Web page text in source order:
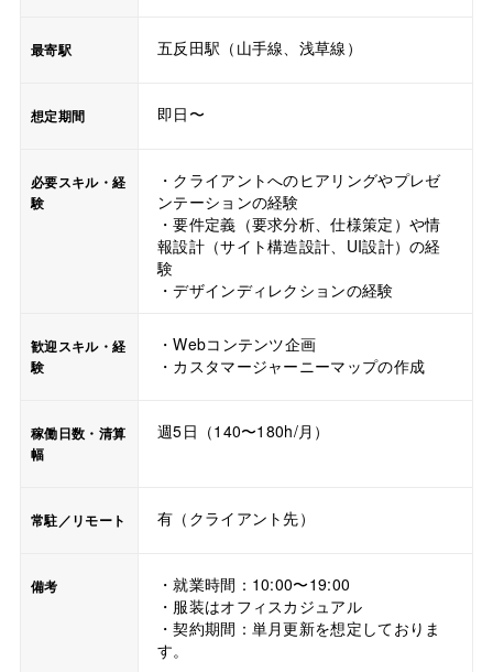
最寄駅 五反田駅（山手線、浅草線）
想定期間 即日〜
必要スキル・経
験
・クライアントへのヒアリングやプレゼ
ンテーションの経験
・要件定義（要求分析、仕様策定）や情
報設計（サイト構造設計、UI設計）の経
験
・デザインディレクションの経験
歓迎スキル・経
験
・Webコンテンツ企画
・カスタマージャーニーマップの作成
稼働日数・清算
幅
週5日（140〜180h/月）
常駐／リモート 有（クライアント先）
備考
・就業時間：10:00〜19:00
・服装はオフィスカジュアル
・契約期間：単月更新を想定しておりま
す。